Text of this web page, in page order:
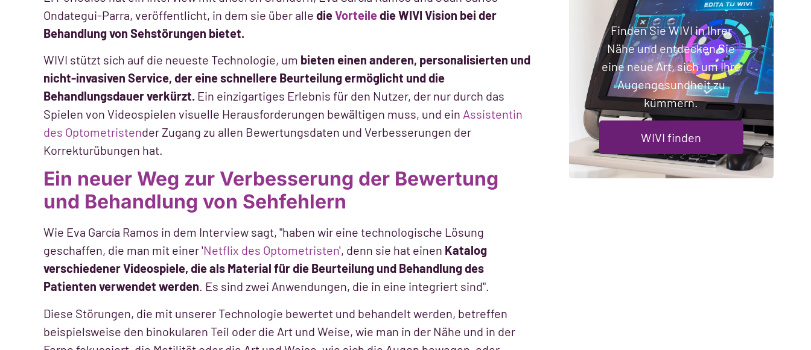
Ondategui-Parra, veröffentlicht, in dem sie über alle dieVorteiledie WIVI Vision bei der
Behandlung von Sehstörungen bietet.
WIVI stützt sich auf die neueste Technologie, um bieten einen anderen, personalisierten und
nicht-invasiven Service, der eine schnellere Beurteilung ermöglicht und die
Behandlungsdauer verkürzt. Ein einzigartiges Erlebnis für den Nutzer, der nur durch das
Spielen von Videospielen visuelle Herausforderungen bewältigen muss, und ein Assistentin
des Optometristender Zugang zu allen Bewertungsdaten und Verbesserungen der
Korrekturübungen hat.
Ein neuer Weg zur Verbesserung der Bewertung
und Behandlung von Sehfehlern
Wie Eva García Ramos in dem Interview sagt, "haben wir eine technologische Lösung
geschaffen, die man mit einer 'Netflix des Optometristen', denn sie hat einen Katalog
verschiedener Videospiele, die als Material für die Beurteilung und Behandlung des
Patienten verwendet werden. Es sind zwei Anwendungen, die in eine integriert sind".
Diese Störungen, die mit unserer Technologie bewertet und behandelt werden, betreffen
beispielsweise den binokularen Teil oder die Art und Weise, wie man in der Nähe und in der
Finden Sie WIVI in Ihrer
Nähe und entdecken Sie
eine neue Art, sich um Ihre
Augengesundheit zu
kümmern.
WIVI finden